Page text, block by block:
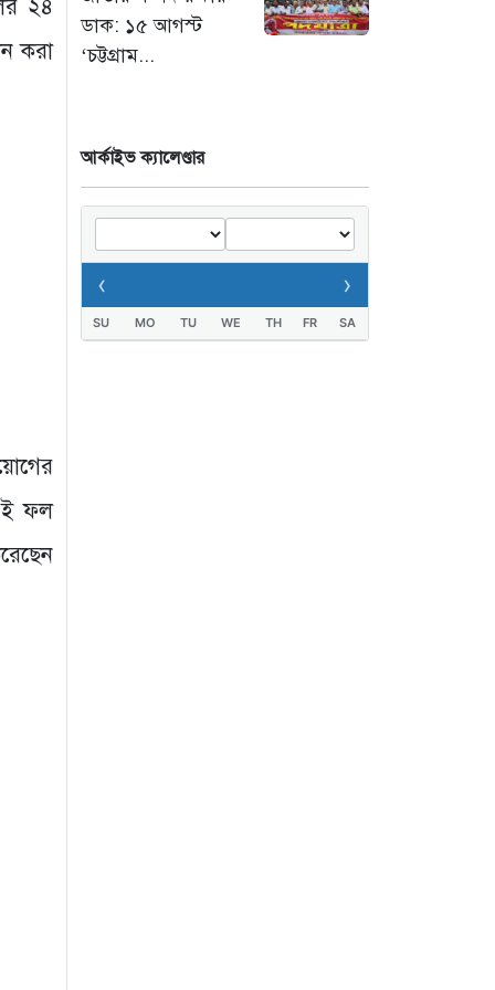
২৪
করা
ফল
ডাক: ১৫ আগস্ট
‘চট্টগ্রাম...
আর্কাইভ ক্যালেণ্ডার
‹ ›
SU MO TU WE TH FR SA